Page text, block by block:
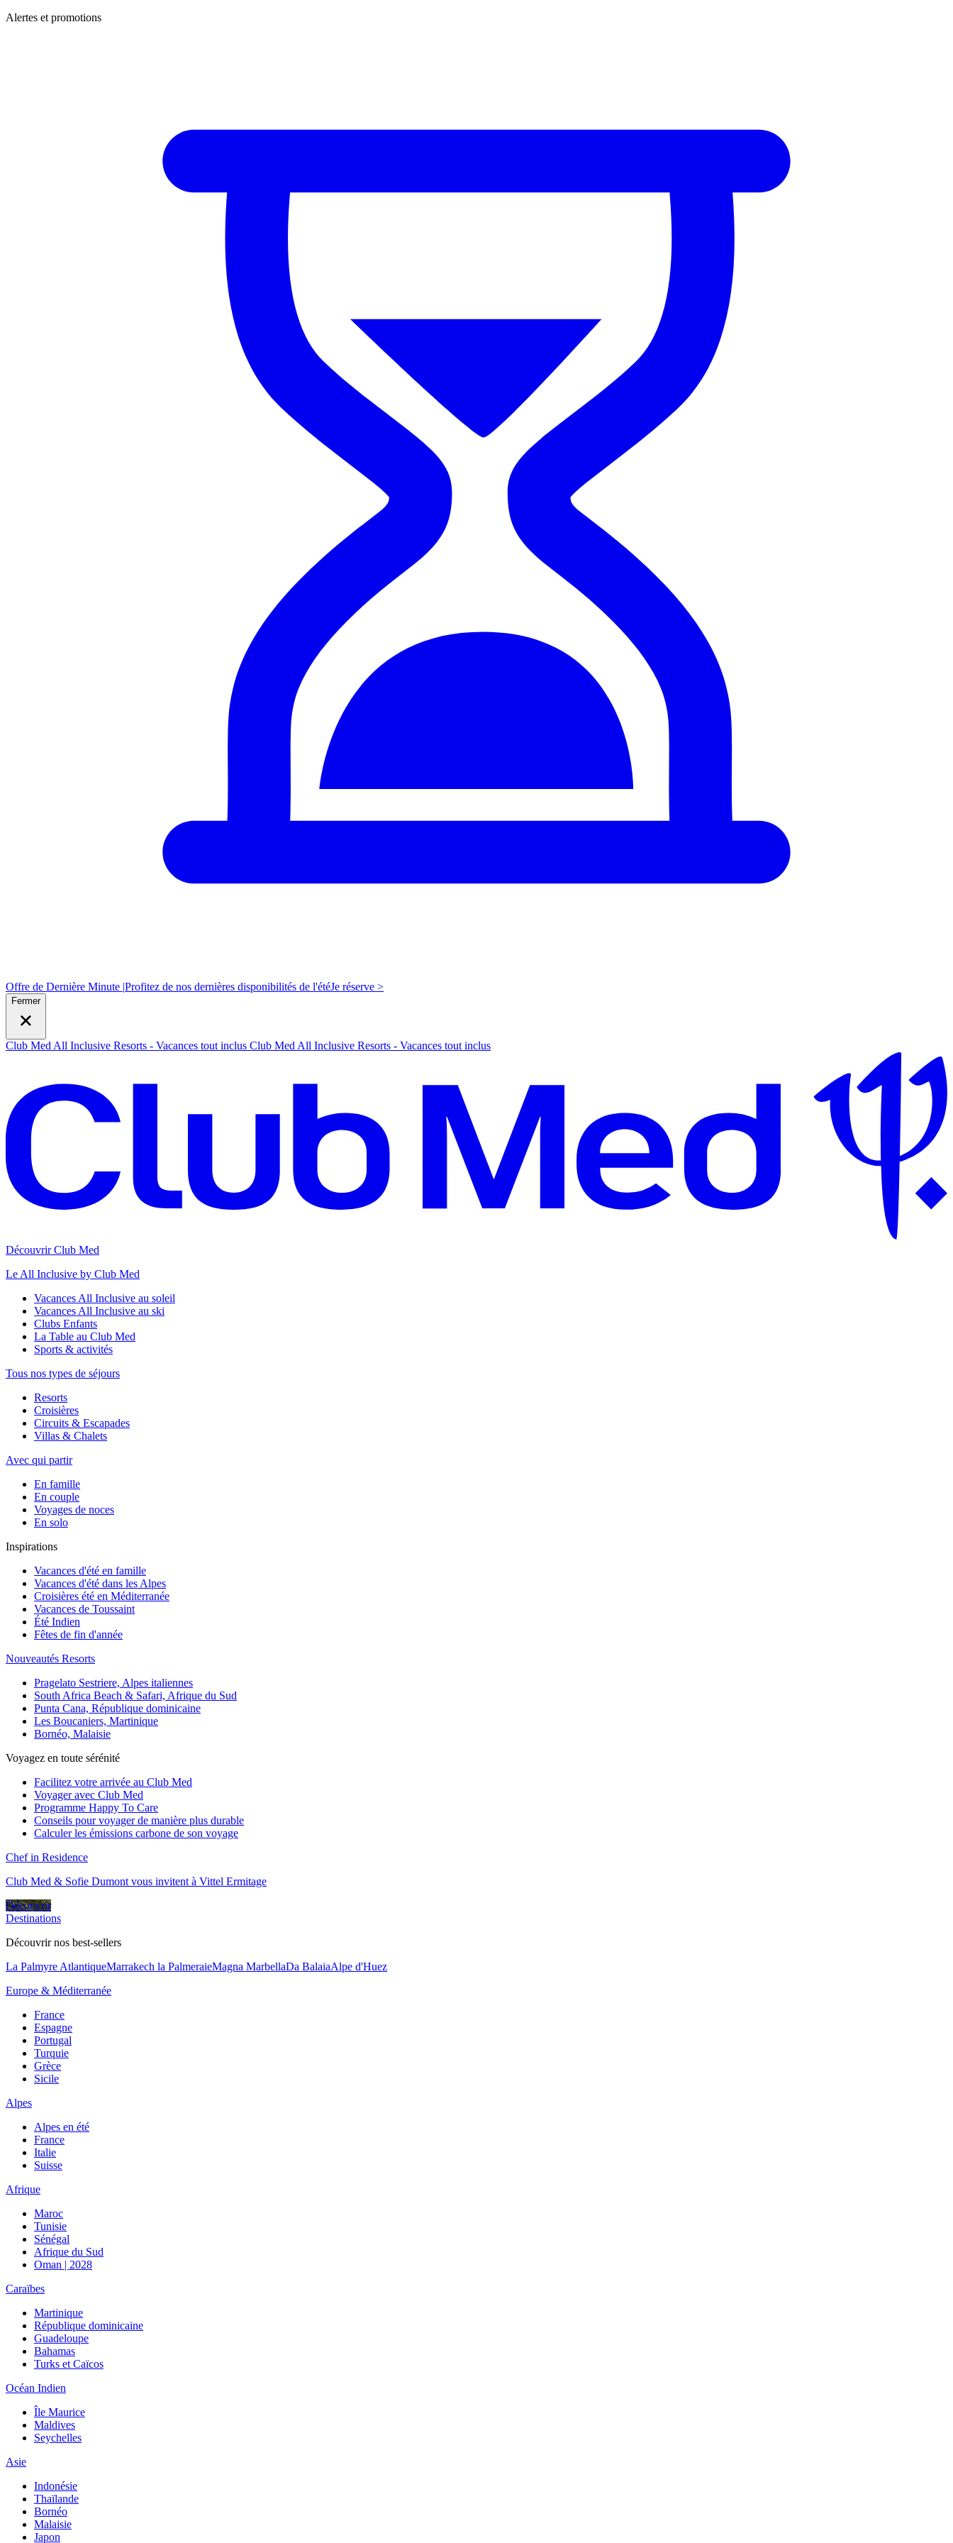
Alertes et promotions
Offre de Dernière Minute |Profitez de nos dernières disponibilités de l'étéJe réserve >
Fermer
Club Med All Inclusive Resorts - Vacances tout inclus Club Med All Inclusive Resorts - Vacances tout inclus
Découvrir Club Med
Le All Inclusive by Club Med
Vacances All Inclusive au soleil
Vacances All Inclusive au ski
Clubs Enfants
La Table au Club Med
Sports & activités
Tous nos types de séjours
Resorts
Croisières
Circuits & Escapades
Villas & Chalets
Avec qui partir
En famille
En couple
Voyages de noces
En solo
Inspirations
Vacances d'été en famille
Vacances d'été dans les Alpes
Croisières été en Méditerranée
Vacances de Toussaint
Été Indien
Fêtes de fin d'année
Nouveautés Resorts
Pragelato Sestriere, Alpes italiennes
South Africa Beach & Safari, Afrique du Sud
Punta Cana, République dominicaine
Les Boucaniers, Martinique
Bornéo, Malaisie
Voyagez en toute sérénité
Facilitez votre arrivée au Club Med
Voyager avec Club Med
Programme Happy To Care
Conseils pour voyager de manière plus durable
Calculer les émissions carbone de son voyage
Chef in Residence
Club Med & Sofie Dumont vous invitent à Vittel Ermitage
Découvrir
Destinations
Découvrir nos best-sellers
La Palmyre AtlantiqueMarrakech la PalmeraieMagna MarbellaDa BalaiaAlpe d'Huez
Europe & Méditerranée
France
Espagne
Portugal
Turquie
Grèce
Sicile
Alpes
Alpes en été
France
Italie
Suisse
Afrique
Maroc
Tunisie
Sénégal
Afrique du Sud
Oman | 2028
Caraïbes
Martinique
République dominicaine
Guadeloupe
Bahamas
Turks et Caïcos
Océan Indien
Île Maurice
Maldives
Seychelles
Asie
Indonésie
Thaïlande
Bornéo
Malaisie
Japon